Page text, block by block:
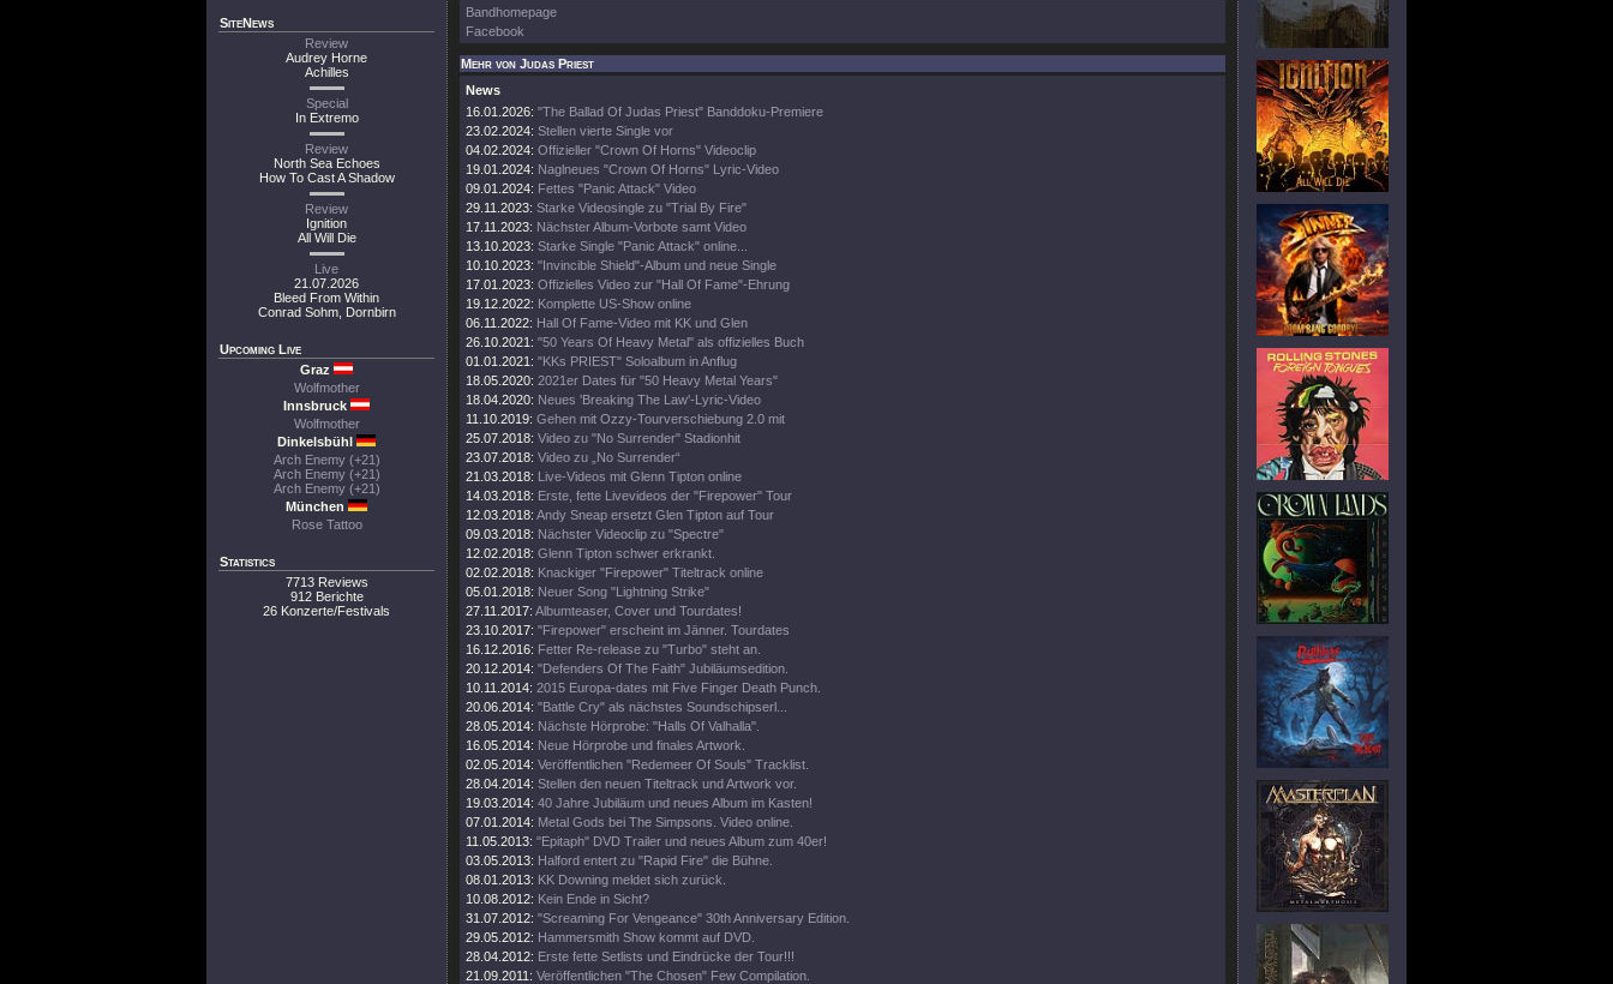
SiteNews
Review
Audrey Horne
Achilles
Special
In Extremo
Review
North Sea Echoes
How To Cast A Shadow
Review
Ignition
All Will Die
Live
21.07.2026
Bleed From Within
Conrad Sohm, Dornbirn
Upcoming Live
Graz
Wolfmother
Innsbruck
Wolfmother
Dinkelsbühl
Arch Enemy (+21)
Arch Enemy (+21)
Arch Enemy (+21)
München
Rose Tattoo
Statistics
7713 Reviews
912 Berichte
26 Konzerte/Festivals
Bandhomepage
Facebook
Mehr von Judas Priest
News
16.01.2026: "The Ballad Of Judas Priest" Banddoku-Premiere
23.02.2024: Stellen vierte Single vor
04.02.2024: Offizieller "Crown Of Horns" Videoclip
19.01.2024: Naglneues "Crown Of Horns" Lyric-Video
09.01.2024: Fettes "Panic Attack" Video
29.11.2023: Starke Videosingle zu "Trial By Fire"
17.11.2023: Nächster Album-Vorbote samt Video
13.10.2023: Starke Single "Panic Attack" online...
10.10.2023: "Invincible Shield"-Album und neue Single
17.01.2023: Offizielles Video zur "Hall Of Fame"-Ehrung
19.12.2022: Komplette US-Show online
06.11.2022: Hall Of Fame-Video mit KK und Glen
26.10.2021: "50 Years Of Heavy Metal" als offizielles Buch
01.01.2021: "KKs PRIEST" Soloalbum in Anflug
18.05.2020: 2021er Dates für "50 Heavy Metal Years"
18.04.2020: Neues 'Breaking The Law'-Lyric-Video
11.10.2019: Gehen mit Ozzy-Tourverschiebung 2.0 mit
25.07.2018: Video zu "No Surrender" Stadionhit
23.07.2018: Video zu „No Surrender“
21.03.2018: Live-Videos mit Glenn Tipton online
14.03.2018: Erste, fette Livevideos der "Firepower" Tour
12.03.2018: Andy Sneap ersetzt Glen Tipton auf Tour
09.03.2018: Nächster Videoclip zu "Spectre"
12.02.2018: Glenn Tipton schwer erkrankt.
02.02.2018: Knackiger "Firepower" Titeltrack online
05.01.2018: Neuer Song "Lightning Strike"
27.11.2017: Albumteaser, Cover und Tourdates!
23.10.2017: "Firepower" erscheint im Jänner. Tourdates
16.12.2016: Fetter Re-release zu "Turbo" steht an.
20.12.2014: "Defenders Of The Faith" Jubiläumsedition.
10.11.2014: 2015 Europa-dates mit Five Finger Death Punch.
20.06.2014: "Battle Cry" als nächstes Soundschipserl...
28.05.2014: Nächste Hörprobe: "Halls Of Valhalla".
16.05.2014: Neue Hörprobe und finales Artwork.
02.05.2014: Veröffentlichen "Redemeer Of Souls" Tracklist.
28.04.2014: Stellen den neuen Titeltrack und Artwork vor.
19.03.2014: 40 Jahre Jubiläum und neues Album im Kasten!
07.01.2014: Metal Gods bei The Simpsons. Video online.
11.05.2013: "Epitaph" DVD Trailer und neues Album zum 40er!
03.05.2013: Halford entert zu "Rapid Fire" die Bühne.
08.01.2013: KK Downing meldet sich zurück.
10.08.2012: Kein Ende in Sicht?
31.07.2012: "Screaming For Vengeance" 30th Anniversary Edition.
29.05.2012: Hammersmith Show kommt auf DVD.
28.04.2012: Erste fette Setlists und Eindrücke der Tour!!!
21.09.2011: Veröffentlichen "The Chosen" Few Compilation.